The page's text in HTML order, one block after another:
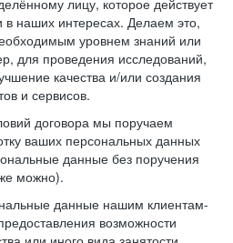
лицу, которое действует
наших интересах. Делаем это,
уровнем знаний или
для проведения исследований,
качества и/или создания
и сервисов.
договора мы поручаем
ваших персональных данных
данные без поручения
можно).
данные нашим клиентам-
возможности